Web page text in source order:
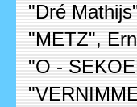
"Dré
"METZ",
"O -